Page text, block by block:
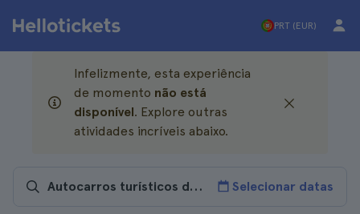
PRT (EUR)
Infelizmente, esta experiência
de momento não está
disponível. Explore outras
atividades incríveis abaixo.
Selecionar datas